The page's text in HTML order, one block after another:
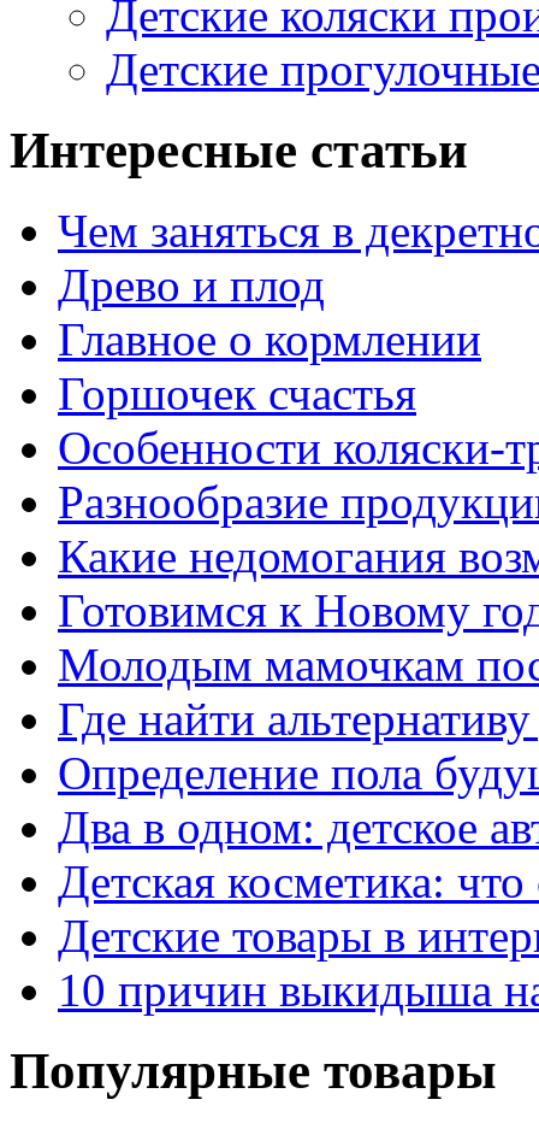
Детские коляски
Детские
Интересные статьи
Чем заняться в
Древо и плод
Главное о кормлении
Горшочек счастья
Особенности коляски-
Разнообразие
Какие недомогания
Готовимся к Новому
Молодым мамочкам
Где найти
Определение пола
Два в одном: детское
Детская косметика:
Детские товары в
10 причин выкидыша
Популярные товары